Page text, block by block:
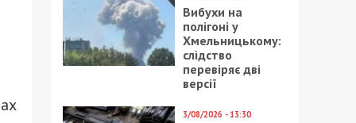
Вибухи на
полігоні у
Хмельницькому:
слідство
перевіряє дві
версії
3/08/2026 - 13:30